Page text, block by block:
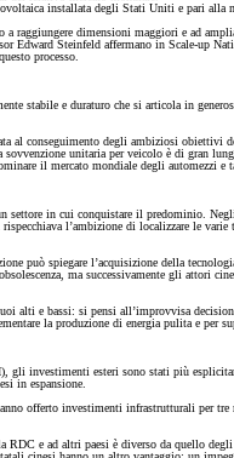
installata degli Stati Uniti e pari alla
raggiungere dimensioni maggiori e ad
Edward Steinfeld affermano in Scale-up
processo.
stabile e duraturo che si articola in
al conseguimento degli ambiziosi obiettivi
unitaria per veicolo è di gran
il mercato mondiale degli automezzi
settore in cui conquistare il predominio.
l’ambizione di localizzare le
può spiegare l’acquisizione della
ma successivamente gli attori
alti e bassi: si pensi all’improvvisa
la produzione di energia pulita e per
investimenti esteri sono stati più
in espansione.
offerto investimenti infrastrutturali per
RDC e ad altri paesi è diverso da quello